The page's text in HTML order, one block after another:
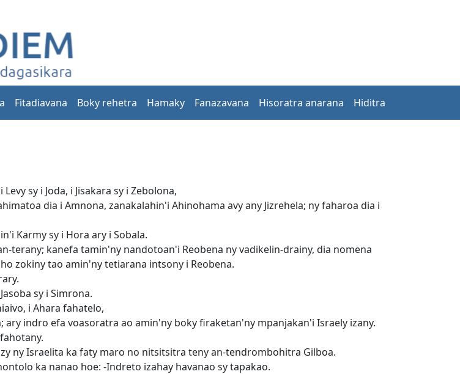
Fitadiavana Boky rehetra Hamaky Fanazavana Hisoratra anarana Hiditra
sy i Joda, i Jisakara sy i Zebolona,
dia i Amnona, zanakalahin'i Ahinohama avy any Jizrehela; ny faharoa dia i
Karmy sy i Hora ary i Sobala.
terany; kanefa tamin'ny nandotoan'i Reobena ny vadikelin-drainy, dia nomena
zokiny tao amin'ny tetiarana intsony i Reobena.
sy i Simrona.
i Ahara fahatelo,
ary indro efa voasoratra ao amin'ny boky firaketan'ny mpanjakan'i Israely izany.
ny Israelita ka faty maro no nitsitsitra teny an-tendrombohitra Gilboa.
ka nanao hoe: -Indreto izahay havanao sy tapakao.